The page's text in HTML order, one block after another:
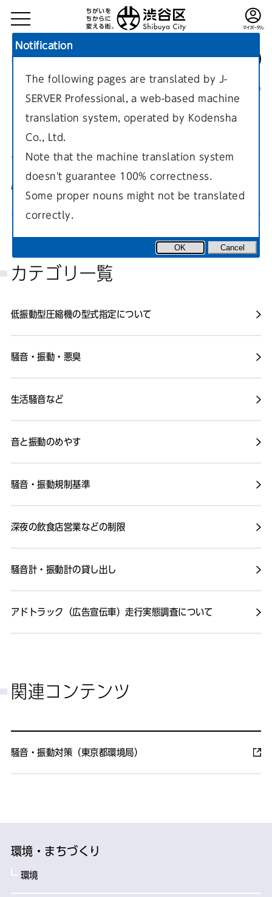
現在のページ
騒音・振動・悪臭
カテゴリ一覧
低振動型圧縮機の型式指定について
騒音・振動・悪臭
生活騒音など
音と振動のめやす
騒音・振動規制基準
深夜の飲食店営業などの制限
騒音計・振動計の貸し出し
アドトラック（広告宣伝車）走行実態調査について
関連コンテンツ
騒音・振動対策（東京都環境局）
環境・まちづくり
環境
Notification
The following pages are translated by J-
SERVER Professional, a web-based machine
translation system, operated by Kodensha
Co., Ltd.
Note that the machine translation system
doesn't guarantee 100% correctness.
Some proper nouns might not be translated
correctly.
OK Cancel